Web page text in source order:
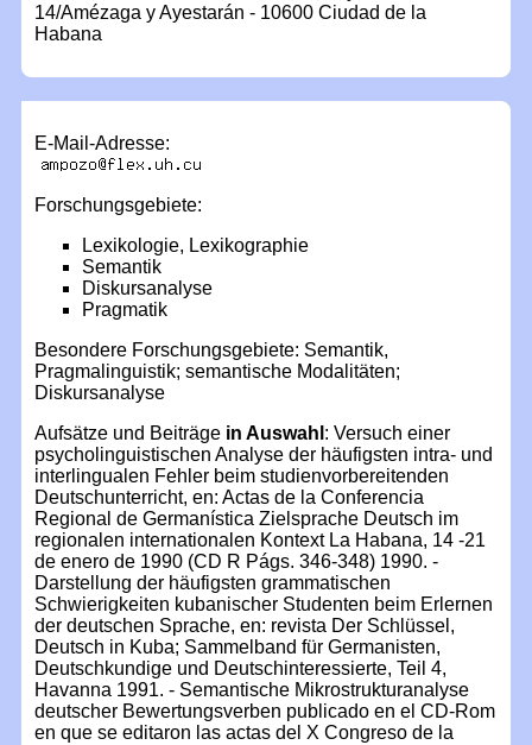
14/Amézaga y Ayestarán - 10600 Ciudad de la
Habana
E-Mail-Adresse:
Forschungsgebiete:
Lexikologie, Lexikographie
Semantik
Diskursanalyse
Pragmatik
Besondere Forschungsgebiete: Semantik,
Pragmalinguistik; semantische Modalitäten;
Diskursanalyse
Aufsätze und Beiträge in Auswahl : Versuch einer
psycholinguistischen Analyse der häufigsten intra- und
interlingualen Fehler beim studienvorbereitenden
Deutschunterricht, en: Actas de la Conferencia
Regional de Germanística Zielsprache Deutsch im
regionalen internationalen Kontext La Habana, 14 -21
de enero de 1990 (CD R Págs. 346-348) 1990. -
Darstellung der häufigsten grammatischen
Schwierigkeiten kubanischer Studenten beim Erlernen
der deutschen Sprache, en: revista Der Schlüssel,
Deutsch in Kuba; Sammelband für Germanisten,
Deutschkundige und Deutschinteressierte, Teil 4,
Havanna 1991. - Semantische Mikrostrukturanalyse
deutscher Bewertungsverben publicado en el CD-Rom
en que se editaron las actas del X Congreso de la